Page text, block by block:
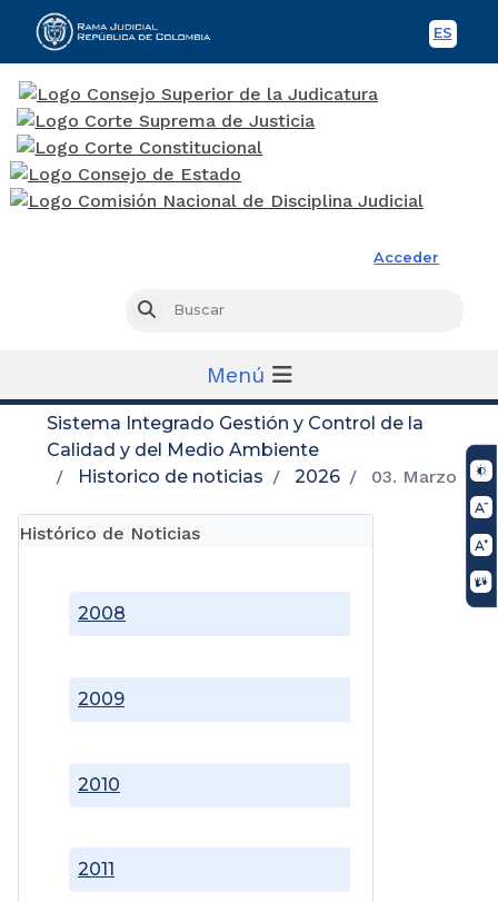
ES
Acceder
Buscar
Menú
Sistema Integrado Gestión y Control de la
Calidad y del Medio Ambiente
Historico de noticias
2026 03. Marzo
Histórico de Noticias
2008
2009
2010
2011